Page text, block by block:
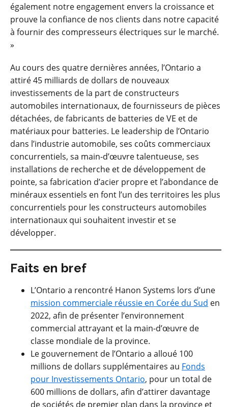
également notre engagement envers la croissance et
prouve la confiance de nos clients dans notre capacité
à fournir des compresseurs électriques sur le marché.
»
Au cours des quatre dernières années, l’Ontario a
attiré 45 milliards de dollars de nouveaux
investissements de la part de constructeurs
automobiles internationaux, de fournisseurs de pièces
détachées, de fabricants de batteries de VE et de
matériaux pour batteries. Le leadership de l’Ontario
dans l’industrie automobile, ses coûts commerciaux
concurrentiels, sa main-d’œuvre talentueuse, ses
installations de recherche et de développement de
pointe, sa fabrication d’acier propre et l’abondance de
minéraux essentiels en font l’un des territoires les plus
concurrentiels pour les constructeurs automobiles
internationaux qui souhaitent investir et se
développer.
Faits en bref
L’Ontario a rencontré Hanon Systems lors d’une
mission commerciale réussie en Corée du Sud en
2022, afin de présenter l’environnement
commercial attrayant et la main-d’œuvre de
classe mondiale de la province.
Le gouvernement de l’Ontario a alloué 100
millions de dollars supplémentaires au Fonds
pour Investissements Ontario, pour un total de
600 millions de dollars, afin d’attirer davantage
de sociétés de premier plan dans la province et